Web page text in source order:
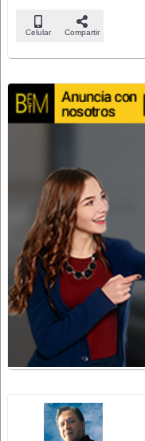
Celular Compartir